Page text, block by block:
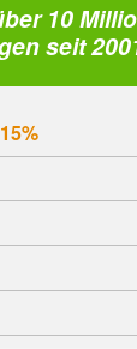
10
seit